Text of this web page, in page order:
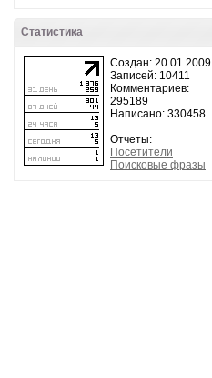
Статистика
Создан: 20.01.2009
Записей: 10411
Комментариев:
295189
Написано: 330458
Отчеты:
Посетители
Поисковые фразы